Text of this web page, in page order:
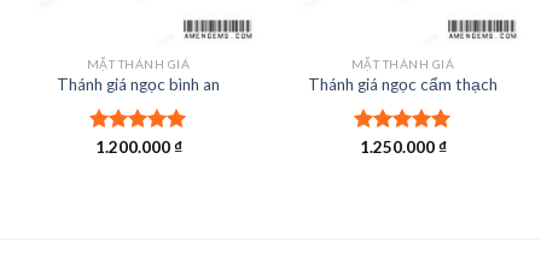
MẶT THÁNH GIÁ
Thánh giá ngọc bình an
Được xếp
1.200.000₫
MẶT THÁNH GIÁ
Thánh giá ngọc cẩm thạch
Được xếp
1.250.000₫